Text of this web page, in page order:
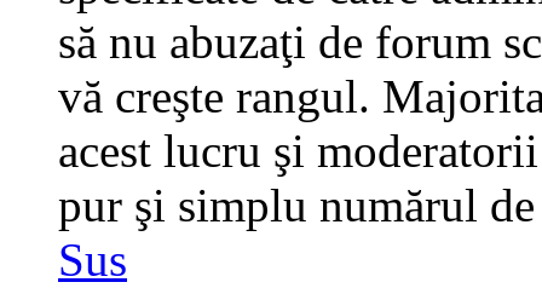
să nu abuzaţi de forum
vă creşte rangul.
acest lucru şi
pur şi simplu numărul de
Sus